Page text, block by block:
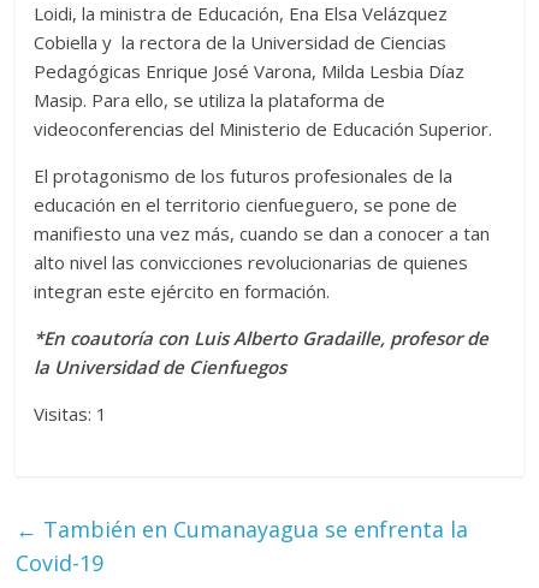
Loidi, la ministra de Educación, Ena Elsa Velázquez
Cobiella y la rectora de la Universidad de Ciencias
Pedagógicas Enrique José Varona, Milda Lesbia Díaz
Masip. Para ello, se utiliza la plataforma de
videoconferencias del Ministerio de Educación Superior.
El protagonismo de los futuros profesionales de la
educación en el territorio cienfueguero, se pone de
manifiesto una vez más, cuando se dan a conocer a tan
alto nivel las convicciones revolucionarias de quienes
integran este ejército en formación.
*En coautoría con Luis Alberto Gradaille, profesor de
la Universidad de Cienfuegos
Visitas: 1
← También en Cumanayagua se enfrenta la
Covid-19